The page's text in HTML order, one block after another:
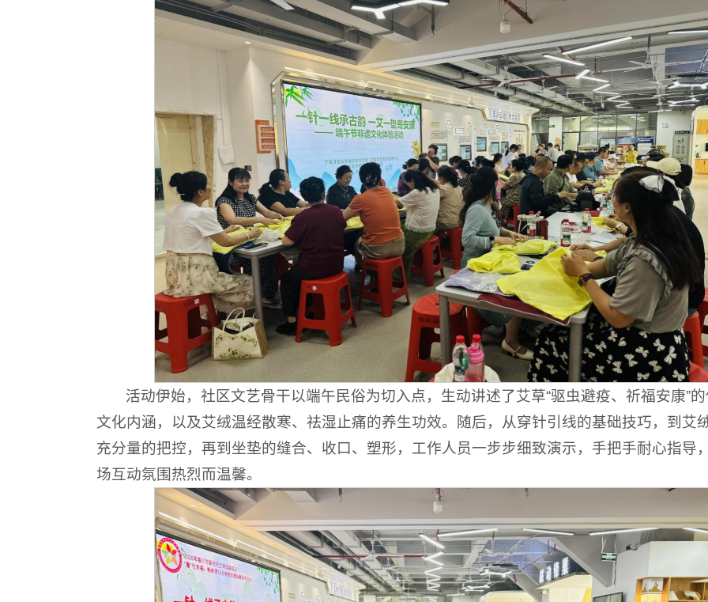
活动伊始，社区文艺骨干以端午民俗为切入点，生动讲述了艾草“驱虫避疫、祈福安康”
文化内涵，以及艾绒温经散寒、祛湿止痛的养生功效。随后，从穿针引线的基础技巧，到艾
充分量的把控，再到坐垫的缝合、收口、塑形，工作人员一步步细致演示，手把手耐心指导
场互动氛围热烈而温馨。